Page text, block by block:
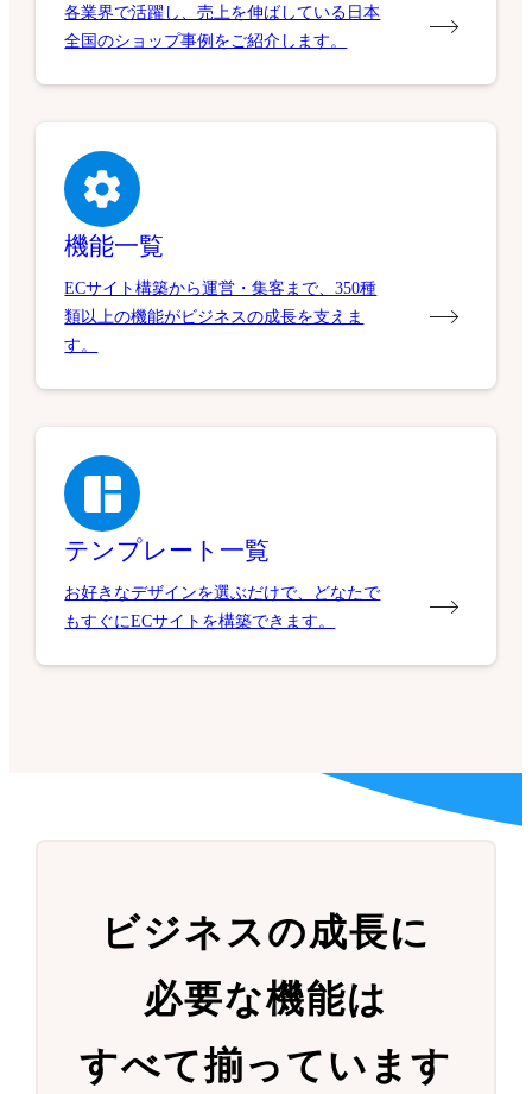
各業界で活躍し、売上を伸ばしている日本
全国のショップ事例をご紹介します。
機能一覧
ECサイト構築から運営・集客まで、350種
類以上の機能がビジネスの成長を支えま
す。
テンプレート一覧
お好きなデザインを選ぶだけで、どなたで
もすぐにECサイトを構築できます。
ビジネスの成長に
必要な機能は
すべて揃っています